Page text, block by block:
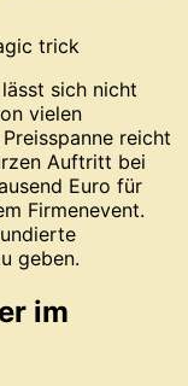
lässt sich nicht
vielen
reicht
Auftritt bei
Euro für
Firmenevent.
geben.
im